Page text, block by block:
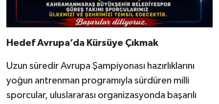
Hedef Avrupa’da Kürsüye Çıkmak
Uzun süredir Avrupa Şampiyonası hazırlıklarını
yoğun antrenman programıyla sürdüren milli
sporcular, uluslararası organizasyonda başarılı